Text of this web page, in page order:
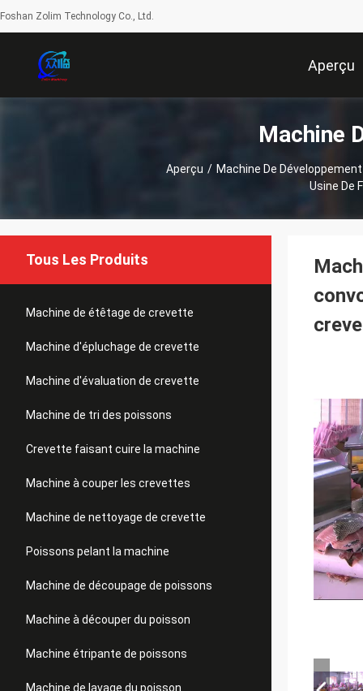
Foshan Zolim Technology Co., Ltd.
Aperçu
Machine
Aperçu / Machine De
Usine De
Tous Les Produits
Machine de étêtage de crevette
Machine d'épluchage de crevette
Machine d'évaluation de crevette
Machine de tri des poissons
Crevette faisant cuire la machine
Machine à couper les crevettes
Machine de nettoyage de crevette
Poissons pelant la machine
Machine de découpage de poissons
Machine à découper du poisson
Machine étripante de poissons
Machine de lavage du poisson